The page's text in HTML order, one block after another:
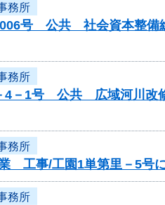
務所
006号 公共 社会資本整備
務所
4－1号 公共 広域河川改
務所
工事/工園1単第里－5号
務所